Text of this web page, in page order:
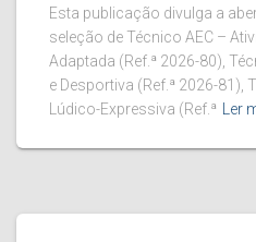
Esta publicação divulga a
seleção de Técnico AEC –
Adaptada (Ref.ª 2026-80),
e Desportiva (Ref.ª 2026-81),
Lúdico-Expressiva (Ref.ª
Ler